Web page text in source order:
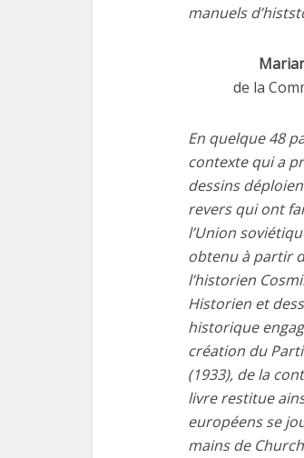
manuels
de la
En quelque 48
contexte qui a
dessins
revers qui ont
l’Union
obtenu à partir
l’historien
Historien et
historique
création du
(1933), de la
livre restitue
européens se
mains de